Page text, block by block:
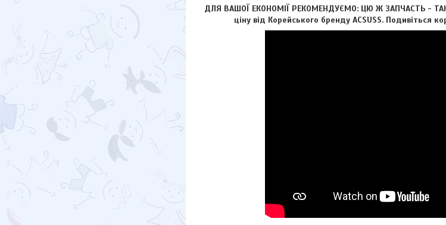
ДЛЯ ВАШОЇ ЕКОНОМІЇ РЕКОМЕНДУЄМО: ЦЮ Ж ЗАПЧАСТЬ -
ціну від Корейського бренду ACSUSS. Подивіться